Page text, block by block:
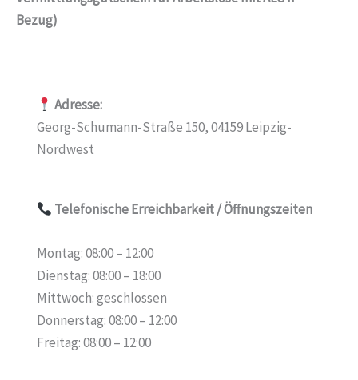
Bezug)
Adresse:
Georg-Schumann-Straße 150, 04159 Leipzig-
Nordwest
Telefonische Erreichbarkeit/ Öffnungszeiten
Montag: 08:00 – 12:00
Dienstag: 08:00 – 18:00
Mittwoch: geschlossen
Donnerstag: 08:00 – 12:00
Freitag: 08:00 – 12:00